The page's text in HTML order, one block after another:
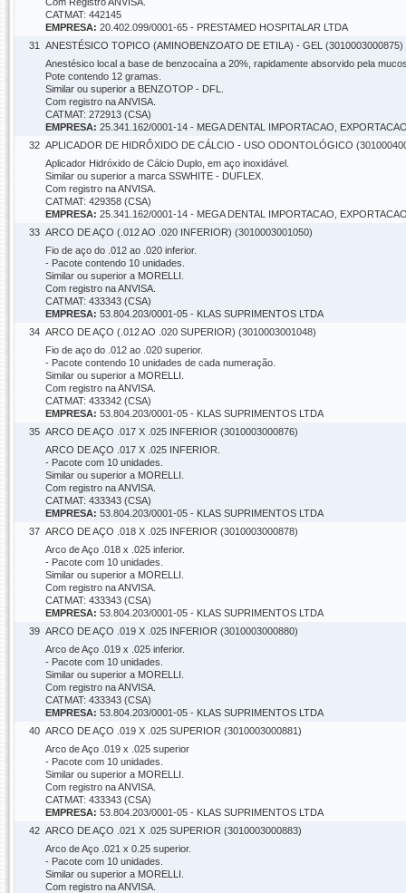
CATMAT: 442145
EMPRESA: 20.402.099/0001-65 - PRESTAMED HOSPITALAR LTDA
31
ANESTÉSICO TOPICO (AMINOBENZOATO DE ETILA) - GEL (3010003000875)
Anestésico local a base de benzocaína a 20%, rapidamente absorvido pela
Pote contendo 12 gramas.
Similar ou superior a BENZOTOP - DFL.
Com registro na ANVISA.
CATMAT: 272913 (CSA)
EMPRESA: 25.341.162/0001-14 - MEGA DENTAL IMPORTACAO,
32 APLICADOR DE HIDRÔXIDO DE CÁLCIO - USO ODONTOLÓGICO
Aplicador Hidróxido de Cálcio Duplo, em aço inoxidável.
Similar ou superior a marca SSWHITE - DUFLEX.
Com registro na ANVISA.
CATMAT: 429358 (CSA)
EMPRESA: 25.341.162/0001-14 - MEGA DENTAL IMPORTACAO,
33 ARCO DE AÇO (.012 AO .020 INFERIOR) (3010003001050)
Fio de aço do .012 ao .020 inferior.
- Pacote contendo 10 unidades.
Similar ou superior a MORELLI.
Com registro na ANVISA.
CATMAT: 433343 (CSA)
EMPRESA: 53.804.203/0001-05 - KLAS SUPRIMENTOS LTDA
34 ARCO DE AÇO (.012 AO .020 SUPERIOR) (3010003001048)
Fio de aço do .012 ao .020 superior.
- Pacote contendo 10 unidades de cada numeração.
Similar ou superior a MORELLI.
Com registro na ANVISA.
CATMAT: 433342 (CSA)
EMPRESA: 53.804.203/0001-05 - KLAS SUPRIMENTOS LTDA
35 ARCO DE AÇO .017 X .025 INFERIOR (3010003000876)
ARCO DE AÇO .017 X .025 INFERIOR.
- Pacote com 10 unidades.
Similar ou superior a MORELLI.
Com registro na ANVISA.
CATMAT: 433343 (CSA)
EMPRESA: 53.804.203/0001-05 - KLAS SUPRIMENTOS LTDA
37 ARCO DE AÇO .018 X .025 INFERIOR (3010003000878)
Arco de Aço .018 x .025 inferior.
- Pacote com 10 unidades.
Similar ou superior a MORELLI.
Com registro na ANVISA.
CATMAT: 433343 (CSA)
EMPRESA: 53.804.203/0001-05 - KLAS SUPRIMENTOS LTDA
39 ARCO DE AÇO .019 X .025 INFERIOR (3010003000880)
Arco de Aço .019 x .025 inferior.
- Pacote com 10 unidades.
Similar ou superior a MORELLI.
Com registro na ANVISA.
CATMAT: 433343 (CSA)
EMPRESA: 53.804.203/0001-05 - KLAS SUPRIMENTOS LTDA
40 ARCO DE AÇO .019 X .025 SUPERIOR (3010003000881)
Arco de Aço .019 x .025 superior
- Pacote com 10 unidades.
Similar ou superior a MORELLI.
Com registro na ANVISA.
CATMAT: 433343 (CSA)
EMPRESA: 53.804.203/0001-05 - KLAS SUPRIMENTOS LTDA
42 ARCO DE AÇO .021 X .025 SUPERIOR (3010003000883)
Arco de Aço .021 x 0.25 superior.
- Pacote com 10 unidades.
Similar ou superior a MORELLI.
Com registro na ANVISA.